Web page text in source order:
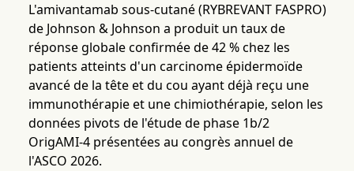
L'amivantamab sous-cutané (RYBREVANT FASPRO)
de Johnson & Johnson a produit un taux de
réponse globale confirmée de 42 % chez les
patients atteints d'un carcinome épidermoïde
avancé de la tête et du cou ayant déjà reçu une
immunothérapie et une chimiothérapie, selon les
données pivots de l'étude de phase 1b/2
OrigAMI-4 présentées au congrès annuel de
l'ASCO 2026.